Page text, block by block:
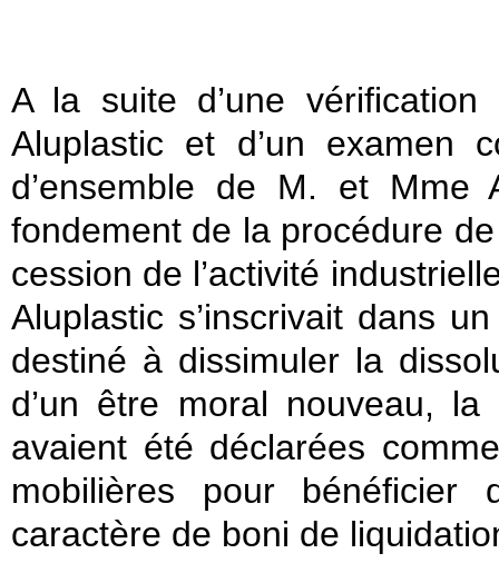
A la suite d’une
Aluplastic et d’un examen
d’ensemble de M. et Mme
fondement de la procédure
cession de l’activité
Aluplastic s’inscrivait dans
destiné à dissimuler la
d’un être moral nouveau,
avaient été déclarées
mobilières pour bénéficier
caractère de boni de